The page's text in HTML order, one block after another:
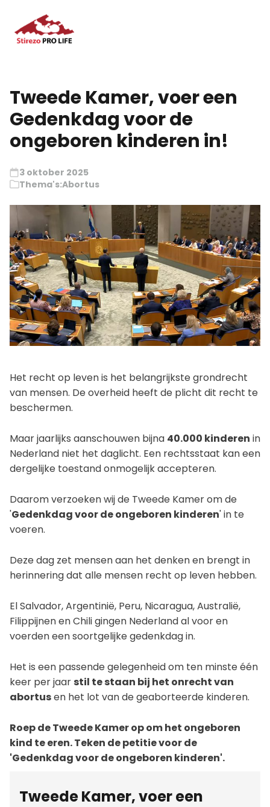
Tweede Kamer, voer een
Gedenkdag voor de
ongeboren kinderen in!
3 oktober 2025
Thema's:Abortus
Het recht op leven is het belangrijkste grondrecht
van mensen. De overheid heeft de plicht dit recht te
beschermen.
Maar jaarlijks aanschouwen bijna 40.000 kinderen in
Nederland niet het daglicht. Een rechtsstaat kan een
dergelijke toestand onmogelijk accepteren.
Daarom verzoeken wij de Tweede Kamer om de
'Gedenkdag voor de ongeboren kinderen' in te
voeren.
Deze dag zet mensen aan het denken en brengt in
herinnering dat alle mensen recht op leven hebben.
El Salvador, Argentinië, Peru, Nicaragua, Australië,
Filippijnen en Chili gingen Nederland al voor en
voerden een soortgelijke gedenkdag in.
Het is een passende gelegenheid om ten minste één
keer per jaar stil te staan bij het onrecht van
abortusen het lot van de geaborteerde kinderen.
Roep de Tweede Kamer op om het ongeboren
kind te eren. Teken de petitie voor de
'Gedenkdag voor de ongeboren kinderen'.
Tweede Kamer, voer een